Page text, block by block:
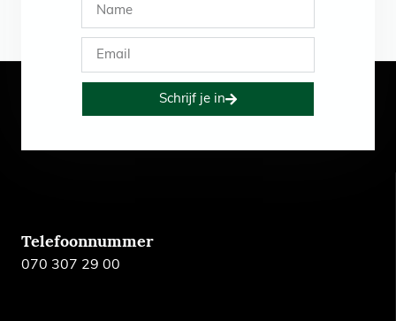
Schrijf je in
Telefoonnummer
070 307 29 00